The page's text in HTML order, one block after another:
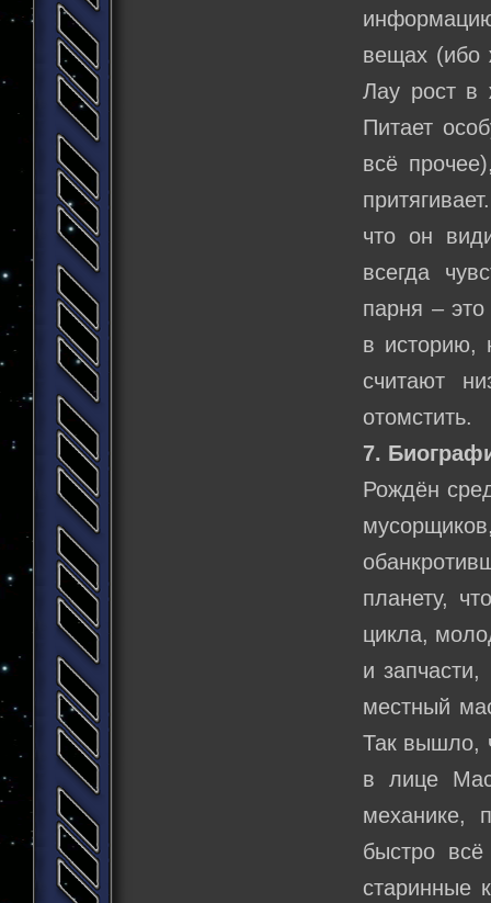
вещах (ибо
Лау рост в
Питает
всё
что он
всегда
парня –
в историю,
считают
7.
Рождён
планету,
цикла,
и
местный
Так вышло,
в лице
механике,
быстро
старинные